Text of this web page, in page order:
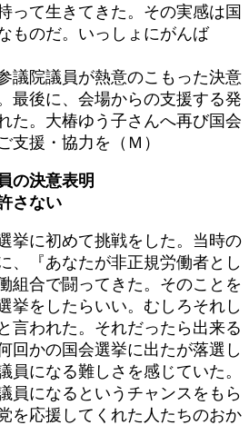
って生きてきた。その実感は国
ものだ。いっしょにがんば
議院議員が熱意のこもった決意
最後に、会場からの支援する発
た。大椿ゆう子さんへ再び国会
支援・協力を（Ｍ）
の決意表明
さない
挙に初めて挑戦をした。当時の
、『あなたが非正規労働者とし
組合で闘ってきた。そのことを
挙をしたらいい。むしろそれし
言われた。それだったら出来る
回かの国会選挙に出たが落選し
員になる難しさを感じていた。
員になるというチャンスをもら
を応援してくれた人たちのおか